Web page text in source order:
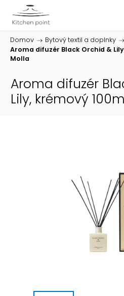
Domov / Bytový textil a doplnky /
Aroma difuzér Black Orchid &
Molla
Aroma difuzér
Lily, krémový